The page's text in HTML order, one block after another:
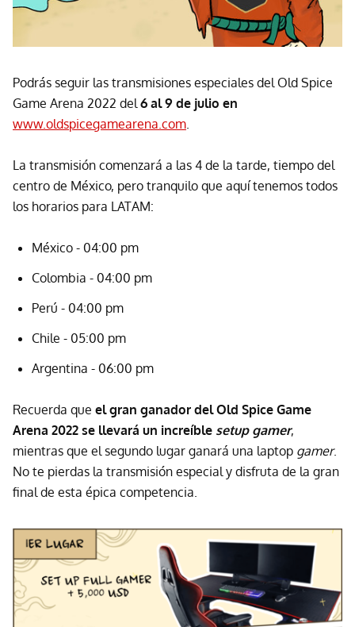
Podrás seguir las transmisiones especiales del Old Spice
Game Arena 2022 del 6 al 9 de julio en
www.oldspicegamearena.com
La transmisión comenzará a las 4 de la tarde, tiempo del
centro de México, pero tranquilo que aquí tenemos todos
los horarios para LATAM:
México - 04:00 pm
Colombia - 04:00 pm
Perú - 04:00 pm
Chile - 05:00 pm
Argentina - 06:00 pm
Recuerda que el gran ganador del Old Spice Game
Arena 2022 se llevará un increíble setup gamer,
mientras que el segundo lugar ganará una laptop gamer.
No te pierdas la transmisión especial y disfruta de la gran
final de esta épica competencia.